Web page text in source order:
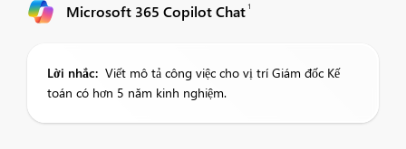
Microsoft 365 Copilot Chat 1
Lời nhắc: Viết mô tả công việc cho vị trí Giám đốc Kế
toán có hơn 5 năm kinh nghiệm.